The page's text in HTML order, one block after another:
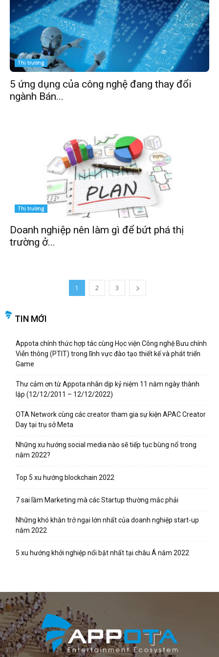
Thị trường
5 ứng dụng của công nghệ đang thay đổi
ngành Bán...
Thị trường
Doanh nghiệp nên làm gì để bứt phá thị
trường ở...
1 2 3
TIN MỚI
Appota chính thức hợp tác cùng Học viện Công nghệ Bưu chính
Viễn thông (PTIT) trong lĩnh vực đào tạo thiết kế và phát triển
Game
Thư cảm ơn từ Appota nhân dịp kỷ niệm 11 năm ngày thành
lập (12/12/2011 – 12/12/2022)
OTA Network cùng các creator tham gia sự kiện APAC Creator
Day tại trụ sở Meta
Những xu hướng social media nào sẽ tiếp tục bùng nổ trong
năm 2022?
Top 5 xu hướng blockchain 2022
7 sai lầm Marketing mà các Startup thường mắc phải
Những khó khăn trở ngại lớn nhất của doanh nghiệp start-up
năm 2022
5 xu hướng khởi nghiệp nổi bật nhất tại châu Á năm 2022